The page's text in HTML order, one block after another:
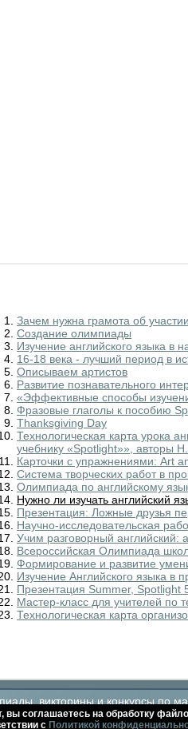
Зачем нужна грамота об
Создание олимпиады
Изучение английского языка в
16-18 века - лучший период в
Описываем артистов
Развитие познавательного
«Эффективные способы
Фразовые глаголы к пособию
Thanksgiving Day
Технологическая карта урока
учебнику «Spotlight»», авторы
Карточки с упражнениями: Art
Система творческих работ в
Олимпиада по английскому
Нужно ли изучать английский
Презентация: Ложные друзья
Научно-исследовательская
Учим разговорный английский:
Всероссийская Олимпиада
Формирование и развитие
Изучение Английского языка в
Презентация Summer, Spotlight
Мастер-класс для учителей по
Технологическая карта
викторины и конкурсы по
вы соглашаетесь на обработку
с Политикой